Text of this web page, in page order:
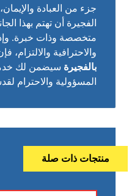
جزء من العبادة
الفجيرة أن تهتم بهذا
متخصصة وذات خبرة.
والاحترافية والالتزام،
بالفجيرة سيضمن لك
المسؤولية والاحترام
منتجات ذات صلة